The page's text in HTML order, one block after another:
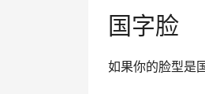
国字脸
如果你的脸型是